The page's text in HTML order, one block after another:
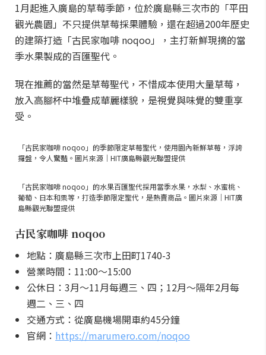
1月起進入廣島的草莓季節，位於廣島縣三次市的「平田
觀光農園」不只提供草莓採果體驗，還在超過200年歷史
的建築打造「古民家咖啡 noqoo」，主打新鮮現摘的當
季水果製成的百匯聖代。
現在推薦的當然是草莓聖代，不惜成本使用大量草莓，
放入高腳杯中堆疊成華麗樣貌，是視覺與味覺的雙重享
受。
「古民家咖啡 noqoo」的季節限定草莓聖代，使用園內新鮮草莓，浮誇
攞盤，令人驚豔。圖片來源｜HIT廣島縣觀光聯盟提供
「古民家咖啡 noqoo」的水果百匯聖代採用當季水果，水梨、水蜜桃、
葡萄、日本和栗等，打造季節限定聖代，是熱賣商品。圖片來源｜HIT廣
島縣觀光聯盟提供
古民家咖啡 noqoo
地點：廣島縣三次市上田町1740-3
營業時間：11:00～15:00
公休日：3月～11月每週三、四；12月～隔年2月每
週二、三、四
交通方式：從廣島機場開車約45分鐘
官網： https://marumero.com/noqoo